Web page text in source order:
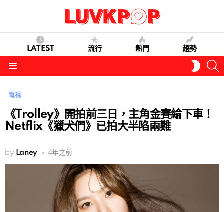
LATEST 流行 熱門 趨勢
SKIN
電視
《Trolley》開拍前三日，主角金賽綸下車！
Netflix《獵犬們》已拍大半陷兩難
by Laney 4年之前